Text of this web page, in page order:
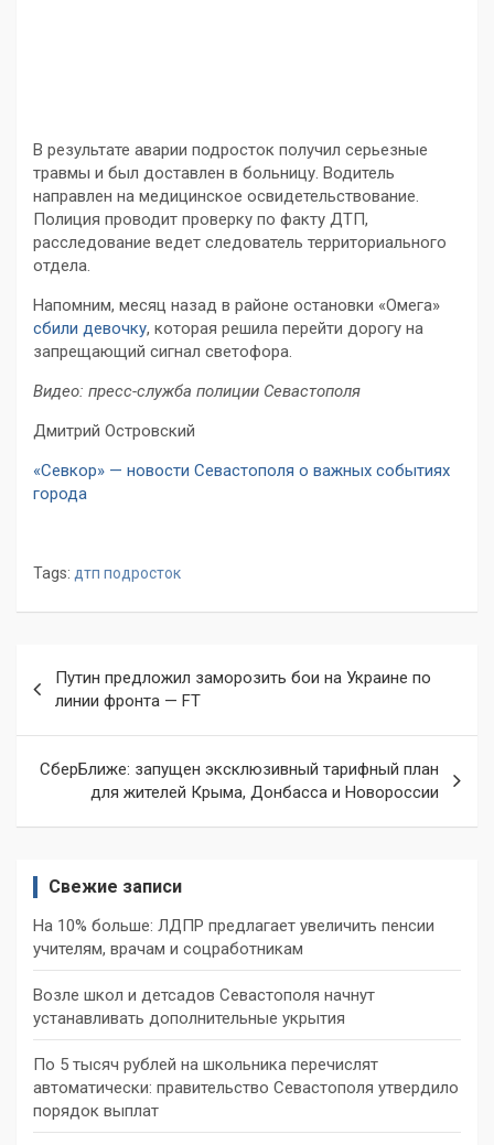
В результате аварии подросток получил серьезные
травмы и был доставлен в больницу. Водитель
направлен на медицинское освидетельствование.
Полиция проводит проверку по факту ДТП,
расследование ведет следователь территориального
отдела.
Напомним, месяц назад в районе остановки «Омега»
сбили девочку, которая решила перейти дорогу на
запрещающий сигнал светофора.
Видео: пресс-служба полиции Севастополя
Дмитрий Островский
«Севкор» — новости Севастополя о важных событиях
города
Tags: дтп подросток
по
записям
Путин предложил заморозить бои на Украине по
линии фронта — FT
СберБлиже: запущен эксклюзивный тарифный план
для жителей Крыма, Донбасса и Новороссии
Свежие записи
На 10% больше: ЛДПР предлагает увеличить пенсии
учителям, врачам и соцработникам
Возле школ и детсадов Севастополя начнут
устанавливать дополнительные укрытия
По 5 тысяч рублей на школьника перечислят
автоматически: правительство Севастополя утвердило
порядок выплат